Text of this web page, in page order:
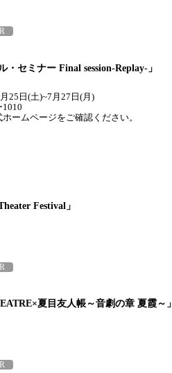
・セミナー Final session-Replay-」
25日(土)~7月27日(月)
ームページをご確認ください。
Festival」
夏目友人帳～音劇の章 夏霞～」